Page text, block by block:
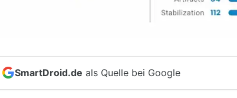
SmartDroid.de als Quelle bei Google